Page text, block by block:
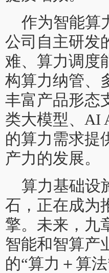
作为智能算
公司自主研发
难、算力调度
构算力纳管、
丰富产品形态
类大模型、AI
的算力需求提
产力的发展。
算力基础设
石，正在成为
擎。未来，九
智能和智算产
的“算力＋算